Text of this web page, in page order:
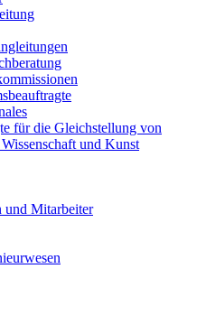
für die Gleichstellung von
und Kunst
und Mitarbeiter